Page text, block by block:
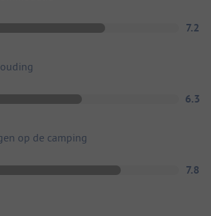
7.2
6.3
op de camping
7.8